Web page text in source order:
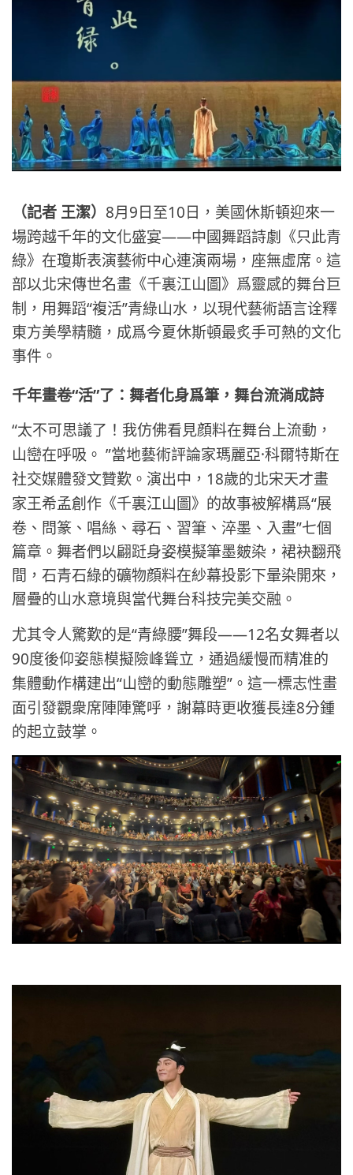
（記者 王潔） 8月 9 日至10 日，美國休斯頓迎來一
場跨越千年的文化盛宴——中國舞蹈詩劇《只此青
綠》在瓊斯表演藝術中心連演兩場，座無虛席。這
部以北宋傳世名畫《千裏江山圖》爲靈感的舞台巨
制，用舞蹈“複活”青綠山水，以現代藝術語言诠釋
東方美學精髓，成爲今夏休斯頓最炙手可熱的文化
事件。
千年畫卷“活”了：舞者化身爲筆，舞台流淌成詩
“太不可思議了！我仿佛看見顔料在舞台上流動，
山巒在呼吸。 ”當地藝術評論家瑪麗亞·科爾特斯在
社交媒體發文贊歎。演出中， 18歲的北宋天才畫
家王希孟創作《千裏江山圖》的故事被解構爲“展
卷、問篆、唱絲、尋石、習筆、淬墨、入畫”七個
篇章。舞者們以翩跹身姿模擬筆墨皴染，裙袂翻飛
間，石青石綠的礦物顔料在紗幕投影下暈染開來，
層疊的山水意境與當代舞台科技完美交融。
尤其令人驚歎的是“青綠腰”舞段——12名女舞者以
90度後仰姿態模擬險峰聳立，通過緩慢而精准的
集體動作構建出“山巒的動態雕塑” 。這一標志性畫
面引發觀衆席陣陣驚呼，謝幕時更收獲長達8分鍾
的起立鼓掌。